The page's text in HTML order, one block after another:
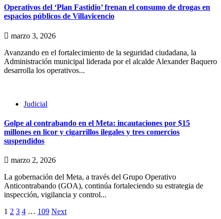
Operativos del ‘Plan Fastidio’ frenan el consumo de drogas en
espacios públicos de Villavicencio
marzo 3, 2026
Avanzando en el fortalecimiento de la seguridad ciudadana, la
Administración municipal liderada por el alcalde Alexander Baquero
desarrolla los operativos...
Judicial
Golpe al contrabando en el Meta: incautaciones por $15
millones en licor y cigarrillos ilegales y tres comercios
suspendidos
marzo 2, 2026
La gobernación del Meta, a través del Grupo Operativo
Anticontrabando (GOA), continúa fortaleciendo su estrategia de
inspección, vigilancia y control...
1 2 3 4 … 109 Next